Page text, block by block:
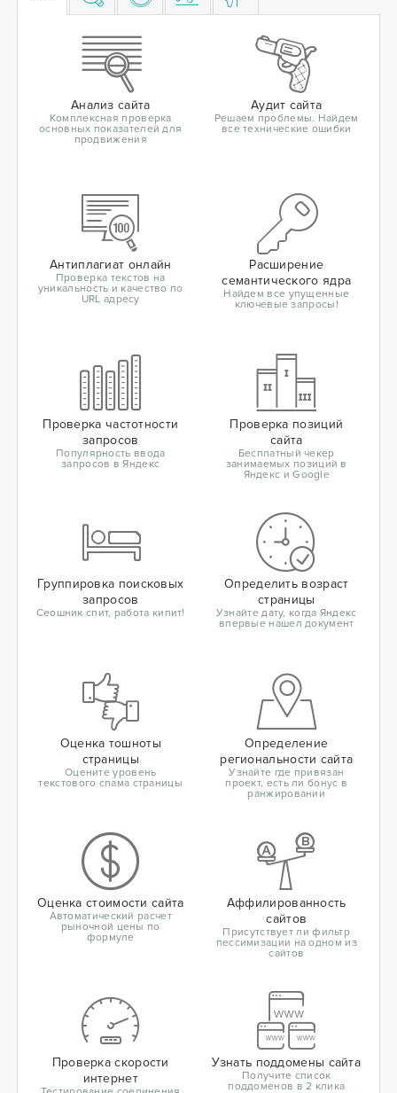
Анализ сайта
Комплексная проверка
основных показателей для
продвижения
Аудит сайта
Решаем проблемы. Найдем
все технические ошибки
Антиплагиат онлайн
Проверка текстов на
уникальность и качество по
URL адресу
Расширение
семантического ядра
Найдем все упущенные
ключевые запросы!
Проверка частотности
запросов
Популярность ввода
запросов в Яндекс
Проверка позиций
сайта
Бесплатный чекер
занимаемых позиций в
Яндекс и Google
Группировка поисковых
запросов
Сеошник спит, работа кипит!
Определить возраст
страницы
Узнайте дату, когда Яндекс
впервые нашел документ
Оценка тошноты
страницы
Оцените уровень
текстового спама страницы
Определение
региональности сайта
Узнайте где привязан
проект, есть ли бонус в
ранжировании
Оценка стоимости сайта
Автоматический расчет
рыночной цены по
формуле
Аффилированность
сайтов
Присутствует ли фильтр
пессимизации на одном из
сайтов
Проверка скорости
интернет
Узнать поддомены сайта
Получите список
поддоменов в 2 клика